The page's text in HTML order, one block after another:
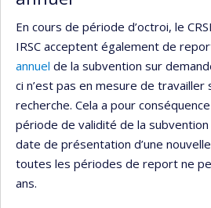
En cours de période d’octroi, le
IRSC acceptent également de
annuel de la subvention sur
ci n’est pas en mesure de
recherche. Cela a pour
période de validité de la
date de présentation d’une
toutes les périodes de report ne
ans.